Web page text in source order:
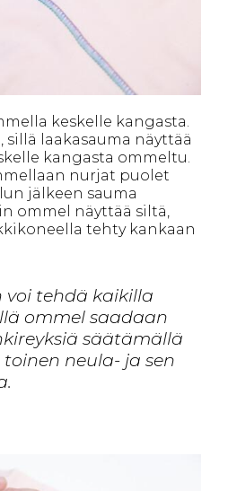
keskelle kangasta.
sillä laakasauma näyttää
kangasta ommeltu.
nurjat puolet
jälkeen sauma
ommel näyttää siltä,
tehty kankaan
tehdä kaikilla
ommel saadaan
säätämällä
neula- ja sen